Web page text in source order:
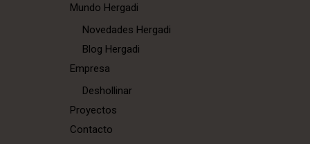
Mundo Hergadi
Novedades Hergadi
Blog Hergadi
Empresa
Deshollinar
Proyectos
Contacto